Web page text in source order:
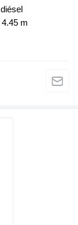
diésel
4.45 m